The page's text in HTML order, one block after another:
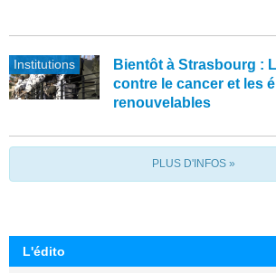
Institutions
Bientôt à Strasbourg :
contre le cancer et les
renouvelables
PLUS D'INFOS »
L'édito